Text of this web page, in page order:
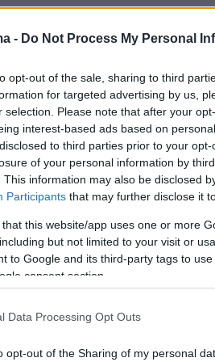
- Do Not Process My Personal
opt-out of the sale, sharing to third
for targeted advertising by us,
selection. Please note that after your
interest-based ads based on
to third parties prior to your
of your personal information by
This information may also be disclosed
Participants that may further disclose it
that this website/app uses one or more
but not limited to your visit or
to Google and its third-party tags to
consent section.
Data Processing Opt Outs
opt-out of the Sharing of my personal
ορόσημα
το 2025
χειρουργεία,
του ΕΣΥ, αλλαγές στις
αιμοδοσίας είναι ορισμένες
του Υπουργείου Υγείας
Έχω βάλει
Πάσχα δε θα